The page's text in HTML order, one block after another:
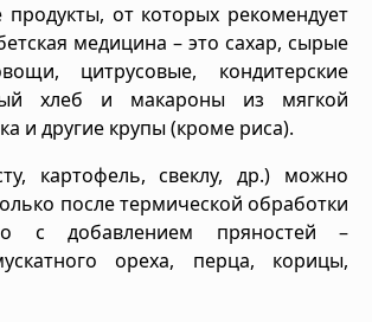
от которых рекомендует
медицина – это сахар, сырые
цитрусовые, кондитерские
хлеб и макароны из мягкой
и другие крупы (кроме риса).
картофель, свеклу, др.) можно
после термической обработки
с добавлением пряностей –
ореха, перца, корицы,